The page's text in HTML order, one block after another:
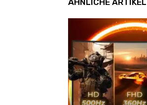
ÄHNLICHE ARTIKEL